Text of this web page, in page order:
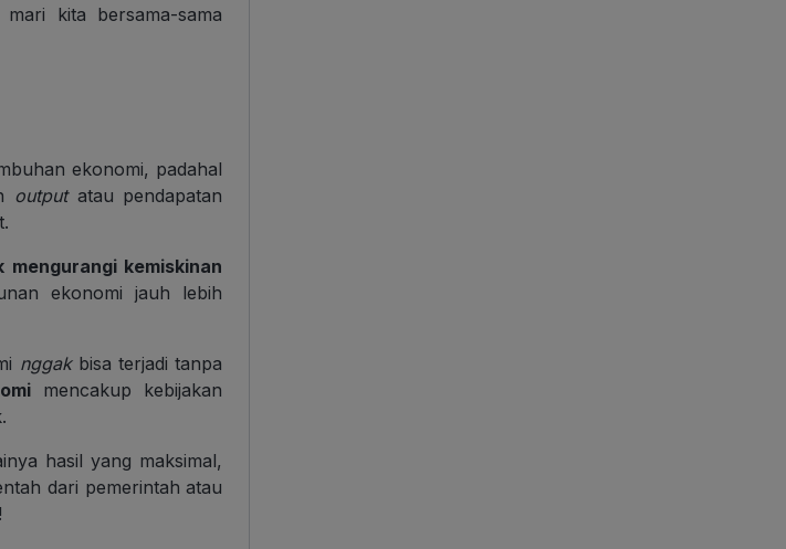
kita bersama-sama
ekonomi, padahal
outputatau pendapatan
kemiskinan
ekonomi jauh lebih
nggakbisa terjadi tanpa
mencakup kebijakan
hasil yang maksimal,
dari pemerintah atau